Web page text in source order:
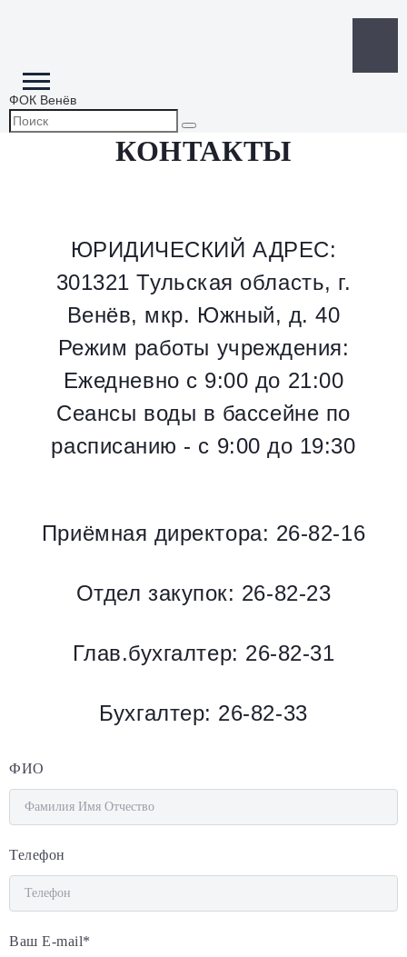
ФОК Венёв
КОНТАКТЫ
ЮРИДИЧЕСКИЙ АДРЕС:
301321 Тульская область, г.
Венёв, мкр. Южный, д. 40
Режим работы учреждения:
Ежедневно с 9:00 до 21:00
Сеансы воды в бассейне по
расписанию - с 9:00 до 19:30
Приёмная директора: 26-82-16
Отдел закупок: 26-82-23
Глав.бухгалтер: 26-82-31
Бухгалтер: 26-82-33
ФИО
Телефон
Ваш E-mail*